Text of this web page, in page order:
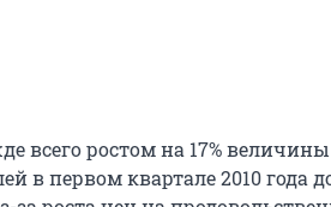
всего ростом на 17% величины
в первом квартале 2010 года